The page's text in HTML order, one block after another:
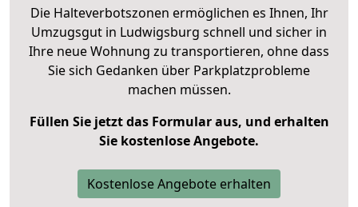
Die Halteverbotszonen ermöglichen es Ihnen, Ihr
Umzugsgut in Ludwigsburg schnell und sicher in
Ihre neue Wohnung zu transportieren, ohne dass
Sie sich Gedanken über Parkplatzprobleme
machen müssen.
Füllen Sie jetzt das Formular aus, und erhalten
Sie kostenlose Angebote.
Kostenlose Angebote erhalten